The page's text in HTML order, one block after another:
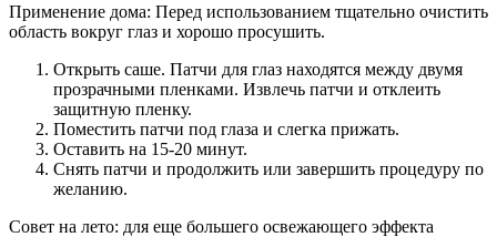
Применение дома: Перед использованием тщательно очистить
область вокруг глаз и хорошо просушить.
Открыть саше. Патчи для глаз находятся между двумя
прозрачными пленками. Извлечь патчи и отклеить
защитную пленку.
Поместить патчи под глаза и слегка прижать.
Оставить на 15-20 минут.
Снять патчи и продолжить или завершить процедуру по
желанию.
Совет на лето: для еще большего освежающего эффекта